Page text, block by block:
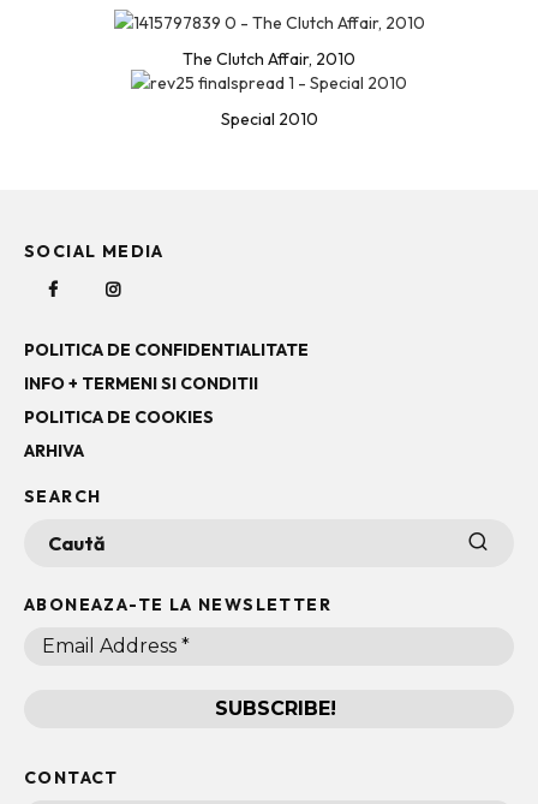
The Clutch Affair, 2010
Special 2010
SOCIAL MEDIA
POLITICA DE CONFIDENTIALITATE
INFO + TERMENI SI CONDITII
POLITICA DE COOKIES
ARHIVA
SEARCH
ABONEAZA-TE LA NEWSLETTER
CONTACT